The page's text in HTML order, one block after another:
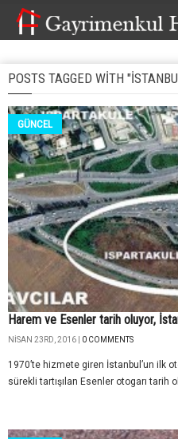
POSTS TAGGED WITH
GÜNCEL
Harem ve Esenler tarih oluyor,
NISAN 23RD, 2016 | 0 COMMENTS
1970’te hizmete giren İstanbul’un ilk
sürekli tartışılan Esenler otogarı tarih